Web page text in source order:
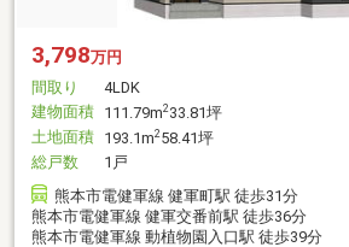
3,798万円
間取り
4LDK
建物面積 111.79m233.81坪
土地面積 193.1m258.41坪
総戸数
1戸
熊本市電健軍線 健軍町駅 徒歩31分
熊本市電健軍線 健軍交番前駅 徒歩36分
熊本市電健軍線 動植物園入口駅 徒歩39分